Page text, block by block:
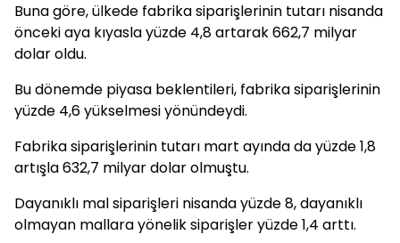
Buna göre, ülkede fabrika siparişlerinin tutarı nisanda
önceki aya kıyasla yüzde 4,8 artarak 662,7 milyar
dolar oldu.
Bu dönemde piyasa beklentileri, fabrika siparişlerinin
yüzde 4,6 yükselmesi yönündeydi.
Fabrika siparişlerinin tutarı mart ayında da yüzde 1,8
artışla 632,7 milyar dolar olmuştu.
Dayanıklı mal siparişleri nisanda yüzde 8, dayanıklı
olmayan mallara yönelik siparişler yüzde 1,4 arttı.